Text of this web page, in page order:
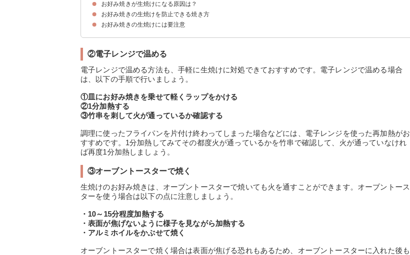
①フライパンで焼く
②電子レンジで温める
③オーブントースターで焼く
お好み焼きが生焼けになる原因は？
①焼く際の火力が強い
②生地が厚いor大きい
③山芋など具材が多い
お好み焼きの生焼けを防止できる焼き方
お好み焼きの生焼けにならない美味しい焼き方
お好み焼きの生焼けには要注意
②電子レンジで温める
電子レンジで温める方法も、手軽に生焼けに対処できておすすめです。電子レンジで温める場合
は、以下の手順で行いましょう。
①皿にお好み焼きを乗せて軽くラップをかける
②1分加熱する
③竹串を刺して火が通っているか確認する
調理に使ったフライパンを片付け終わってしまった場合などには、電子レンジを使った再加熱がお
すすめです。1分加熱してみてその都度火が通っているかを竹串で確認して、火が通っていなけれ
ば再度1分加熱しましょう。
③オーブントースターで焼く
生焼けのお好み焼きは、オーブントースターで焼いても火を通すことができます。オーブントース
ターを使う場合は以下の点に注意しましょう。
・10～15分程度加熱する
・表面が焦げないように様子を見ながら加熱する
・アルミホイルをかぶせて焼く
オーブントースターで焼く場合は表面が焦げる恐れもあるため、オーブントースターに入れた後も